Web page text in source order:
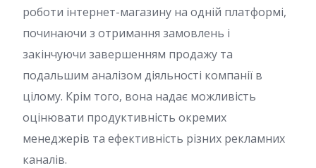
роботи інтернет-магазину на одній платформі,
починаючи з отримання замовлень і
закінчуючи завершенням продажу та
подальшим аналізом діяльності компанії в
цілому. Крім того, вона надає можливість
оцінювати продуктивність окремих
менеджерів та ефективність різних рекламних
каналів.